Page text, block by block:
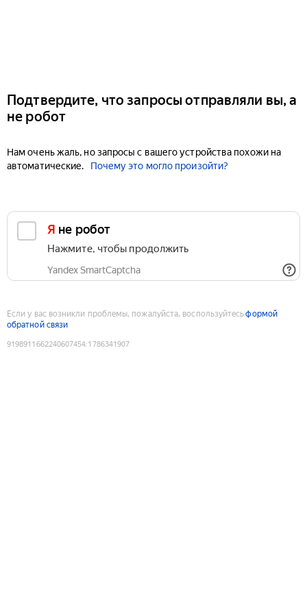
Подтвердите, что запросы отправляли вы, а
не робот
Нам очень жаль, но запросы с вашего устройства похожи на
автоматические.
Почему это могло произойти?
Я не робот
Нажмите, чтобы продолжить
Yandex SmartCaptcha
Если у вас возникли проблемы, пожалуйста, воспользуйтесьформой
обратной связи
9198911662240607454:1786341907